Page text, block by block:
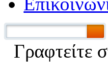
Γραφτείτε